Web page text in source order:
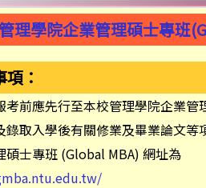
理學院企業管理碩士專班
：
考前應先行至本校管理學院企業
錄取入學後有關修業及畢業論文
碩士專班 (Global MBA) 網址為